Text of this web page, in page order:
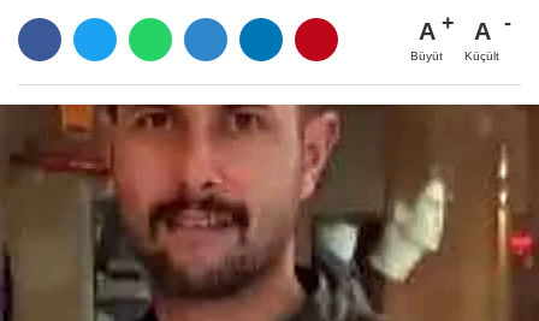
A
Büyüt
A
Küçült